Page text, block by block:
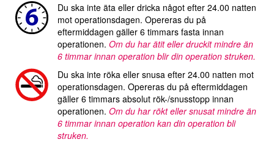
Du ska inte äta eller dricka något efter 24.00 natten
mot operationsdagen. Opereras du på
eftermiddagen gäller 6 timmars fasta innan
operationen. Om du har ätit eller druckit mindre än
6 timmar innan operation blir din operation struken.
Du ska inte röka eller snusa efter 24.00 natten mot
operationsdagen. Opereras du på eftermiddagen
gäller 6 timmars absolut rök-/snusstopp innan
operationen. Om du har rökt eller snusat mindre än
6 timmar innan operation kan din operation bli
struken.